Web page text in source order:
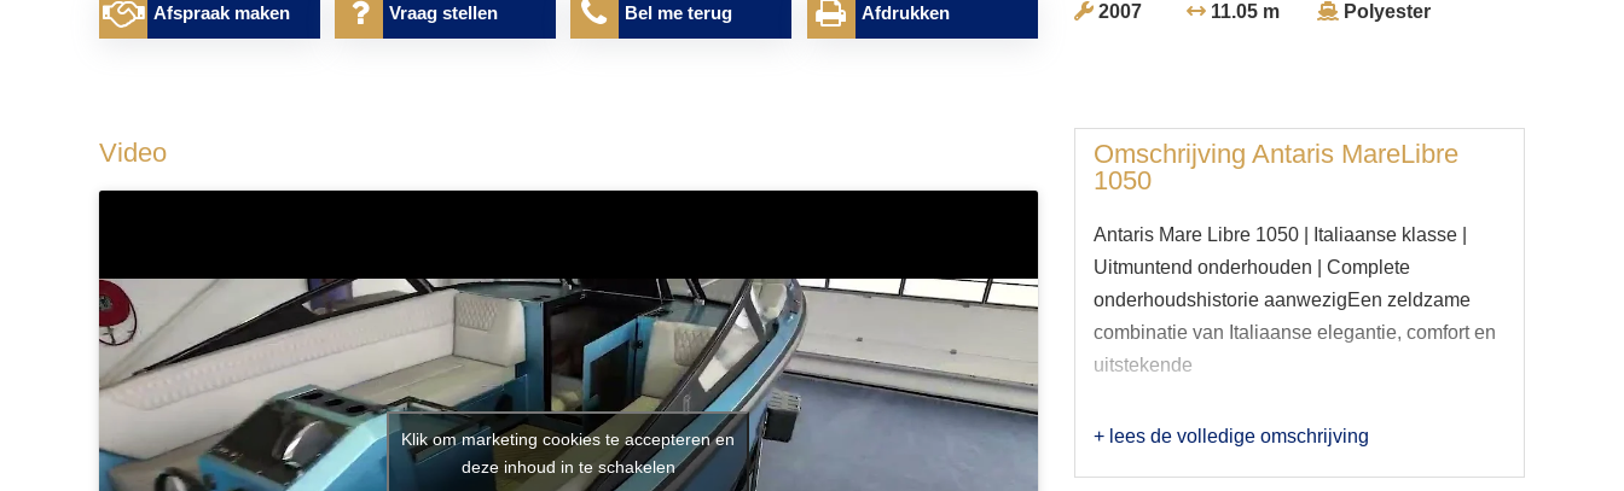
Afspraak maken Vraag stellen Bel me terug Afdrukken 2007 11.05 m Polyester
Omschrijving Antaris MareLibre
1050
Antaris Mare Libre 1050 | Italiaanse klasse |
Uitmuntend onderhouden | Complete
onderhoudshistorie aanwezigEen zeldzame
combinatie van Italiaanse elegantie, comfort en
uitstekende
+ lees de volledige omschrijving
Video
Klik om marketing cookies te accepteren en
deze inhoud in te schakelen